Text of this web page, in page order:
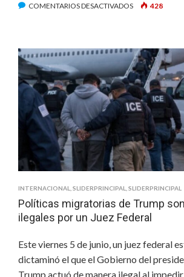
COMENTARIOS DESACTIVADOSEN
2500
VÍCTIMAS
MORTALES
POR
TERREMOTOS
VENEZUELA
428
INTERNACIONAL,SLIDERPRINCIPAL,SLIDERPRINCIPAL
Políticas migratorias de Trump
ilegales por un Juez Federal
Este viernes 5 de junio, un juez federal
dictaminó el que el Gobierno del
Trump actuó de manera ilegal al